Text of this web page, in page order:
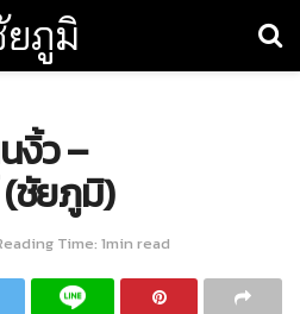
ภูมิ
งิ้ว –
ชัยภูมิ)
Time: 1min read